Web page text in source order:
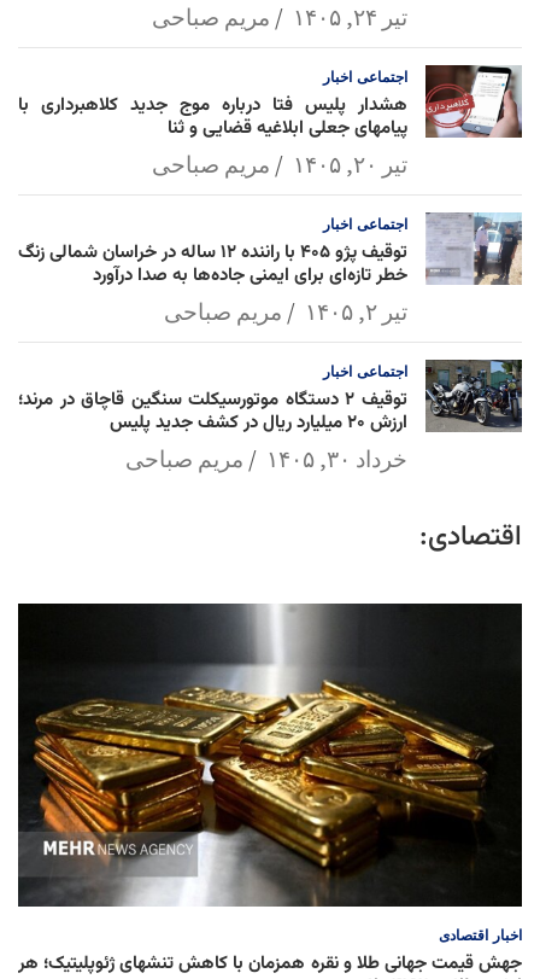
تیر ۲۴, ۱۴۰۵ مریم صباحی
اجتماعی اخبار
هشدار پلیس فتا درباره موج جدید کلاهبرداری با
پیامهای جعلی ابلاغیه قضایی و ثنا
تیر ۲۰, ۱۴۰۵ مریم صباحی
اجتماعی اخبار
توقیف پژو ۴۰۵ با راننده ۱۲ ساله در خراسان شمالی زنگ
خطر تازه‌ای برای ایمنی جاده‌ها به صدا درآورد
تیر ۲, ۱۴۰۵ مریم صباحی
اجتماعی اخبار
توقیف ۲ دستگاه موتورسیکلت سنگین قاچاق در مرند؛
ارزش ۲۰ میلیارد ریال در کشف جدید پلیس
خرداد ۳۰, ۱۴۰۵ مریم صباحی
اقتصادی:
اخبار اقتصادی
جهش قیمت جهانی طلا و نقره همزمان با کاهش تنشهای ژئوپلیتیک؛ هر